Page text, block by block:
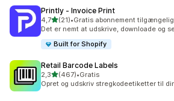
Printly ‑ Invoice Print
4,7ud af 5 stjerner
(21)
21 anmeldelser i alt
•Gratis abonnement
Det er nemt at udskrive, downloade og
Built for Shopify
Retail Barcode Labels
2,3ud af 5 stjerner
(467)
467 anmeldelser i alt
•Gratis
Opret og udskriv stregkodeetiketter til